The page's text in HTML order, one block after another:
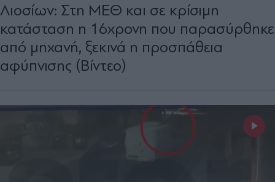
Λιοσίων: Στη ΜΕΘ και σε κρίσιμη
κατάσταση η 16χρονη που παρασύρθηκε
από μηχανή, ξεκινά η προσπάθεια
αφύπνισης (Βίντεο)